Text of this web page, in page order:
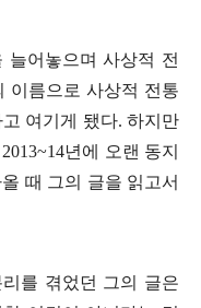
늘어놓으며 사상적 전
이름으로 사상적 전통
여기게 됐다. 하지만
2013~14년에 오랜 동지
때 그의 글을 읽고서
를 겪었던 그의 글은